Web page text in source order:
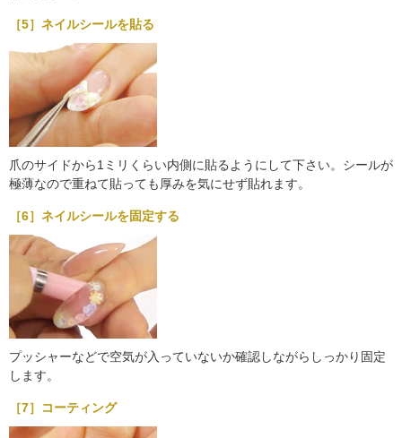
［5］ネイルシールを貼る
爪のサイドから1ミリくらい内側に貼るようにして下さい。シールが
極薄なので重ねて貼っても厚みを気にせず貼れます。
［6］ネイルシールを固定する
プッシャーなどで空気が入っていないか確認しながらしっかり固定
します。
［7］コーティング